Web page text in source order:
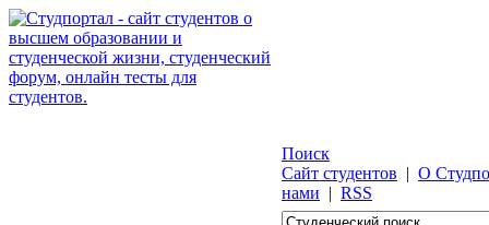
Поиск
Сайт студентов | О
нами | RSS